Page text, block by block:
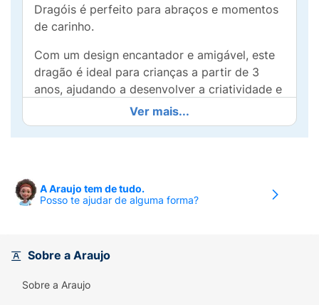
Dragóis é perfeito para abraços e momentos
de carinho.
Com um design encantador e amigável, este
dragão é ideal para crianças a partir de 3
anos, ajudando a desenvolver a criatividade e
a estimular brincadeiras livres. Seja em uma
jornada mágica ou em uma simples sessão de
histórias, Dragóis será o companheiro fiel ao
Adequado para brincar ou decorar o quarto,
Dragóis certamente se tornará um item
Dragóis o presente perfeito para qualquer
Ver mais...
A Araujo tem de tudo.
Posso te ajudar de alguma forma?
Sobre a Araujo
Sobre a Araujo